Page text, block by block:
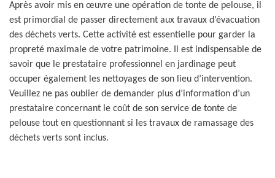
Après avoir mis en œuvre une opération de tonte de pelouse, il
est primordial de passer directement aux travaux d’évacuation
des déchets verts. Cette activité est essentielle pour garder la
propreté maximale de votre patrimoine. Il est indispensable de
savoir que le prestataire professionnel en jardinage peut
occuper également les nettoyages de son lieu d’intervention.
Veuillez ne pas oublier de demander plus d’information d’un
prestataire concernant le coût de son service de tonte de
pelouse tout en questionnant si les travaux de ramassage des
déchets verts sont inclus.